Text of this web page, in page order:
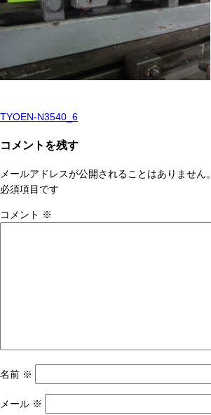
投
稿
ナ
ビ
ゲ
TYOEN-N3540_6
コメントを残す
メールアドレスが公開されることはありません。
必須項目です
コメント ※
名前 ※
メール ※